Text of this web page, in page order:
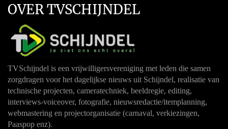
OVER TVSCHIJNDEL
TVSchijndel is een vrijwilligersvereniging met leden die samen
zorgdragen voor het dagelijkse nieuws uit Schijndel, realisatie van
technische projecten, cameratechniek, beeldregie, editing,
interviews-voiceover, fotografie, nieuwsredactie/itemplanning,
webmastering en projectorganisatie (carnaval, verkiezingen,
Paaspop enz).